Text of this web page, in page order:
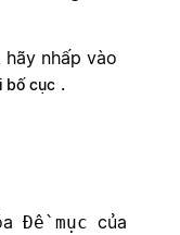
nhấp vào
bố cục .
Đề mục của